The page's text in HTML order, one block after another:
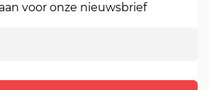
voor onze nieuwsbrief